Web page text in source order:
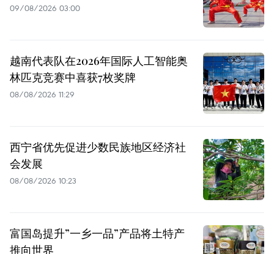
09/08/2026 03:00
越南代表队在2026年国际人工智能奥
林匹克竞赛中喜获7枚奖牌
08/08/2026 11:29
西宁省优先促进少数民族地区经济社
会发展
08/08/2026 10:23
富国岛提升”一乡一品”产品将土特产
推向世界